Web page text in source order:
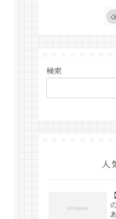
検索
人